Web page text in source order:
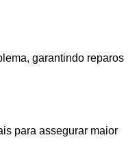
garantindo reparos
para assegurar maior